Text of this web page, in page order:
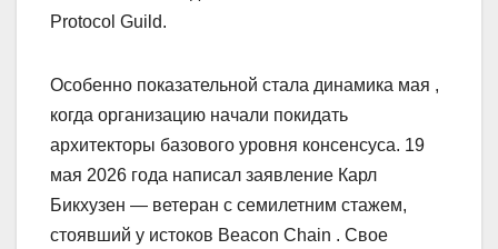
Protocol Guild.
Особенно показательной стала динамика мая ,
когда организацию начали покидать
архитекторы базового уровня консенсуса. 19
мая 2026 года написал заявление Карл
Бикхузен — ветеран с семилетним стажем,
стоявший у истоков Beacon Chain . Свое